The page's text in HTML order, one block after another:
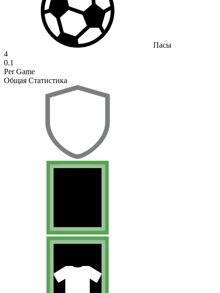
Пасы
4
0.1
Per Game
Общая Статистика